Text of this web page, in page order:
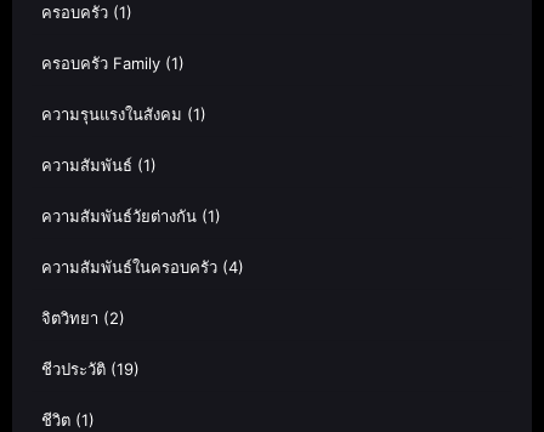
ครอบครัว (1)
ครอบครัว Family (1)
ความรุนแรงในสังคม (1)
ความสัมพันธ์ (1)
ความสัมพันธ์วัยต่างกัน (1)
ความสัมพันธ์ในครอบครัว (4)
จิตวิทยา (2)
ชีวประวัติ (19)
ชีวิต (1)